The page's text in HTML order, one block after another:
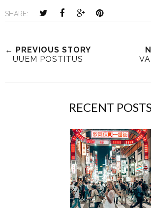
SHARE:
← PREVIOUS STORY
UUEM POSTITUS
RECENT